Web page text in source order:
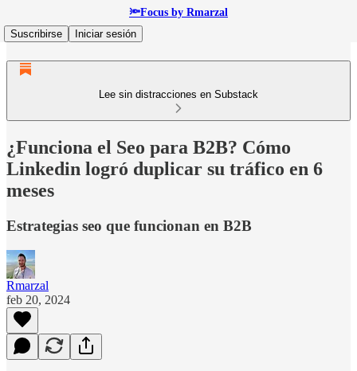
🔦Focus by Rmarzal
Suscribirse
Iniciar sesión
Lee sin distracciones en Substack
¿Funciona el Seo para B2B? Cómo
Linkedin logró duplicar su tráfico en 6
meses
Estrategias seo que funcionan en B2B
Rmarzal
feb 20, 2024